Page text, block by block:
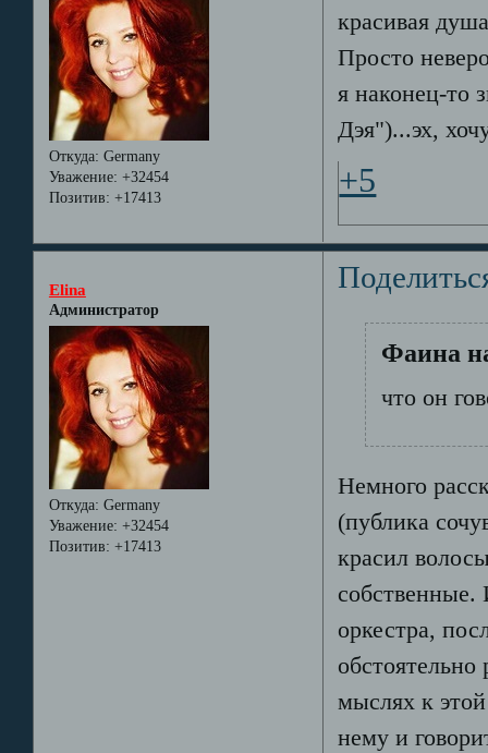
Откуда: Germany
Уважение: +32454
Позитив: +17413
красивая
Просто
я наконец-то
Дэя")...эх,
+5
Elina
Администратор
Откуда: Germany
Уважение: +32454
Позитив: +17413
Фаина
что он
Немного
(публика
красил
оркестра,
обстоятельно
мыслях к
нему и